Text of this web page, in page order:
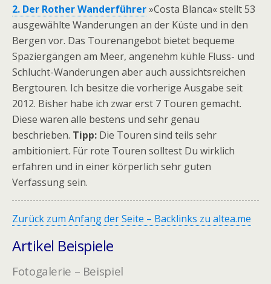
2. Der Rother Wanderführer»Costa Blanca« stellt 53
ausgewählte Wanderungen an der Küste und in den
Bergen vor. Das Tourenangebot bietet bequeme
Spaziergängen am Meer, angenehm kühle Fluss- und
Schlucht-Wanderungen aber auch aussichtsreichen
Bergtouren. Ich besitze die vorherige Ausgabe seit
2012. Bisher habe ich zwar erst 7 Touren gemacht.
Diese waren alle bestens und sehr genau
beschrieben. Tipp: Die Touren sind teils sehr
ambitioniert. Für rote Touren solltest Du wirklich
erfahren und in einer körperlich sehr guten
Verfassung sein.
Zurück zum Anfang der Seite – Backlinks zu altea.me
Artikel Beispiele
Fotogalerie – Beispiel